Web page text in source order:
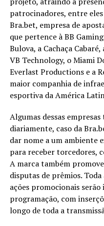
patrocinadores, entre
Bra.bet, empresa de
que pertence à BB
Bulova, a Cachaça
VB Technology, o Miami
Everlast Productions e a
maior companhia de
esportiva da América
Algumas dessas
diariamente, caso da
dar nome a um ambiente
para receber torcedores,
A marca também
disputas de prêmios.
ações promocionais
programação, com
longo de toda a